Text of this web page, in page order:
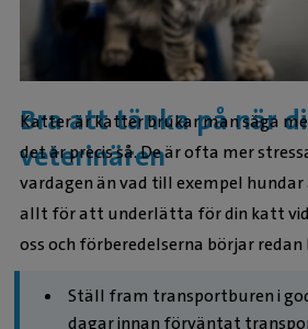
Bra att tänka på när
veterinären
Katter är katter brukar man säga
det är precis så. De är ofta mer
vardagen än vad till exempel hundar
allt för att underlätta för din katt
oss och förberedelserna börjar redan
Ställ fram transportburen i
dagar innan förväntat